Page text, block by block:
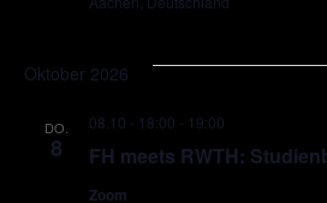
Oktober 2026
DO.
8 FH meets RWTH:
08.10 - 18:00 - 19:00
Zoom